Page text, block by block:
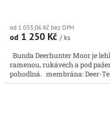
od 1 033,06 Kč bez DPH
od 1 250 Kč / ks
Bunda Deerhunter Moor je
ramenou, rukávech a pod
pohodlná. membrána: Deer-